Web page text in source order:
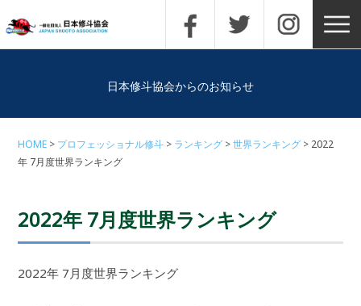
日本修斗協会からのお知らせ
HOME プロフェッショナル修斗 ランキング 世界ランキング
2022
年 7月度世界ランキング
2022年 7月度世界ランキング
2022年 7月度世界ランキング